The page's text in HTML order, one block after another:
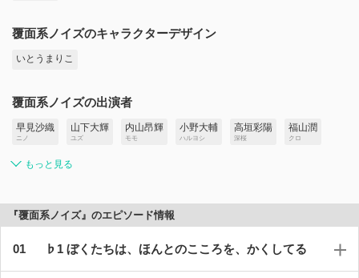
覆面系ノイズのキャラクターデザイン
いとうまりこ
覆面系ノイズの出演者
早見沙織
ニノ
山下大輝
ユズ
内山昂輝
モモ
小野大輔
ハルヨシ
高垣彩陽
深桜
福山潤
クロ
もっと見る
『覆面系ノイズ』のエピソード情報
♭1 ぼくたちは、ほんとのこころを、かくしてる